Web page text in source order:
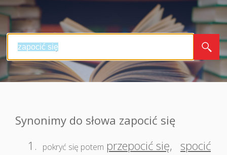
Synonimy do słowa zapocić się
1.
pokryć się potem przepocić się, spocić